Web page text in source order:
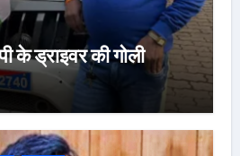
के ड्राइवर की गोली